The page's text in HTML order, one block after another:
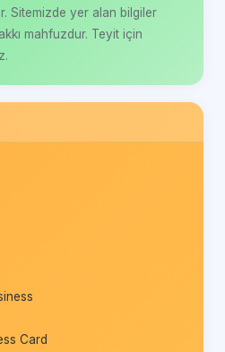
Sitemizde yer alan bilgiler
mahfuzdur. Teyit için
Card